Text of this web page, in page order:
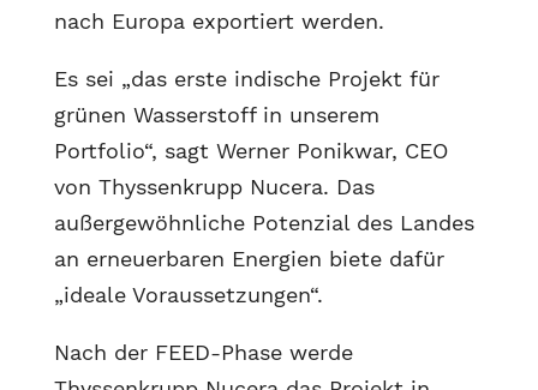
nach Europa exportiert werden.
Es sei „das erste indische Projekt für
grünen Wasserstoff in unserem
Portfolio“, sagt Werner Ponikwar, CEO
von Thyssenkrupp Nucera. Das
außergewöhnliche Potenzial des Landes
an erneuerbaren Energien biete dafür
„ideale Voraussetzungen“.
Nach der FEED-Phase werde